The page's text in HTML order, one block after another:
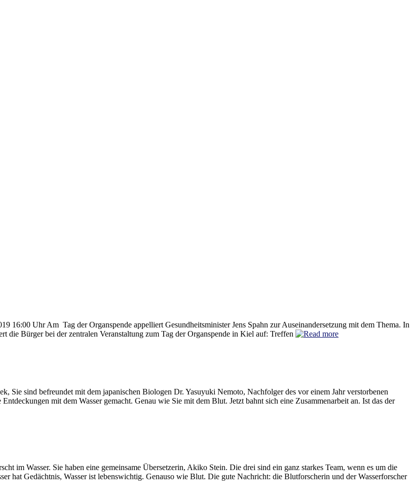
16:00 Uhr Am Tag der Organspende appelliert Gesundheitsminister Jens Spahn zur Auseinandersetzung mit dem Thema. In
die Bürger bei der zentralen Veranstaltung zum Tag der Organspende in Kiel auf: Treffen
Sie sind befreundet mit dem japanischen Biologen Dr. Yasuyuki Nemoto, Nachfolger des vor einem Jahr verstorbenen
mit dem Wasser gemacht. Genau wie Sie mit dem Blut. Jetzt bahnt sich eine Zusammenarbeit an. Ist das der
im Wasser. Sie haben eine gemeinsame Übersetzerin, Akiko Stein. Die drei sind ein ganz starkes Team, wenn es um die
hat Gedächtnis, Wasser ist lebenswichtig. Genauso wie Blut. Die gute Nachricht: die Blutforscherin und der Wasserforscher